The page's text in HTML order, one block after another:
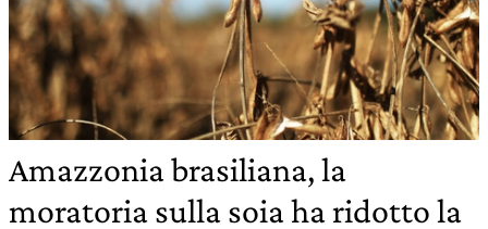
Amazzonia brasiliana, la
moratoria sulla soia ha ridotto la